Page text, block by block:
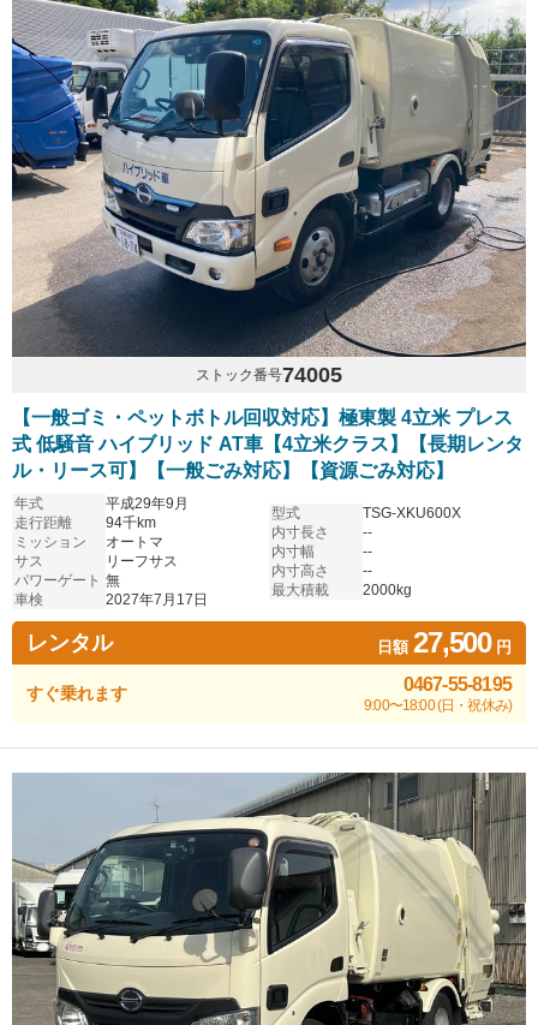
ストック番号74005
【一般ゴミ・ペットボトル回収対応】極東製 4立米 プレス
式 低騒音 ハイブリッド AT車【4立米クラス】【長期レンタ
ル・リース可】【一般ごみ対応】【資源ごみ対応】
年式
平成29年9月
走行距離
94千km
ミッション
オートマ
サス
リーフサス
パワーゲート 無
車検
2027年7月17日
型式
TSG-XKU600X
内寸長さ
--
内寸幅
--
内寸高さ
--
最大積載
2000kg
レンタル 日額27,500円
すぐ乗れます 0467-55-8195
9:00〜18:00 (日・祝休み)